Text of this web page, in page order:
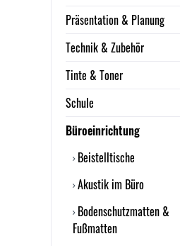
Präsentation & Planung
Technik & Zubehör
Tinte & Toner
Schule
Büroeinrichtung
Beistelltische
Akustik im Büro
Bodenschutzmatten &
Fußmatten